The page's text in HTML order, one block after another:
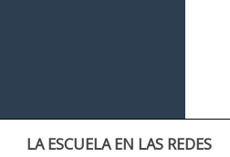
LA ESCUELA EN LAS REDES